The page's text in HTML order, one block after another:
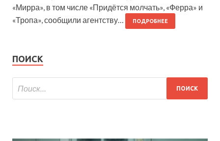
«Мирра», в том числе «Придётся молчать», «Ферра» и
«Тропа», сообщили агентству…
ПОДРОБНЕЕ
ПОИСК